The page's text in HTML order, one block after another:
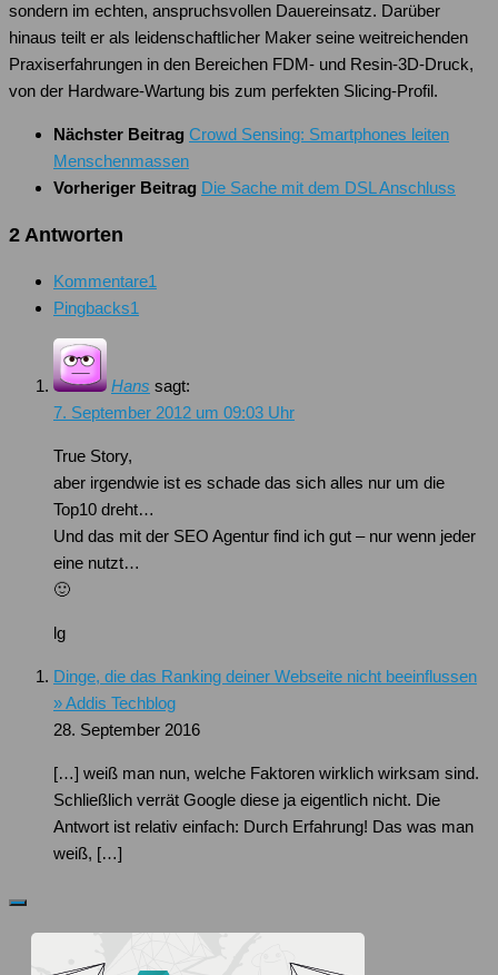
sondern im echten, anspruchsvollen Dauereinsatz. Darüber
hinaus teilt er als leidenschaftlicher Maker seine weitreichenden
Praxiserfahrungen in den Bereichen FDM- und Resin-3D-Druck,
von der Hardware-Wartung bis zum perfekten Slicing-Profil.
Nächster Beitrag Crowd Sensing: Smartphones leiten
Menschenmassen
Vorheriger Beitrag Die Sache mit dem DSL Anschluss
2 Antworten
Kommentare1
Pingbacks1
Hans sagt:
7. September 2012 um 09:03 Uhr
True Story,
aber irgendwie ist es schade das sich alles nur um die
Top10 dreht…
Und das mit der SEO Agentur find ich gut – nur wenn jeder
eine nutzt…
🙂
lg
Dinge, die das Ranking deiner Webseite nicht beeinflussen
» Addis Techblog
28. September 2016
[…] weiß man nun, welche Faktoren wirklich wirksam sind.
Schließlich verrät Google diese ja eigentlich nicht. Die
Antwort ist relativ einfach: Durch Erfahrung! Das was man
weiß, […]